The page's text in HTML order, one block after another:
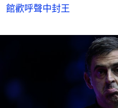
館歡呼聲中封王